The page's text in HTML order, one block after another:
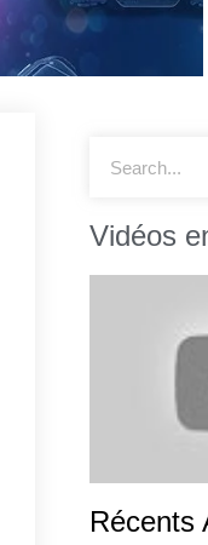
Vidéos
Récents